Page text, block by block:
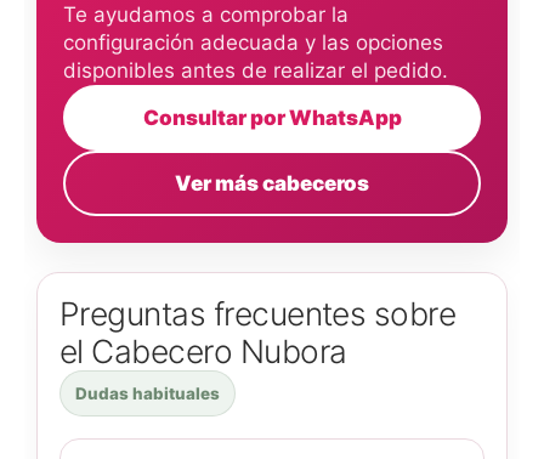
Te ayudamos a comprobar la
configuración adecuada y las opciones
disponibles antes de realizar el pedido.
Consultar por WhatsApp
Ver más cabeceros
Preguntas frecuentes sobre
el Cabecero Nubora
Dudas habituales